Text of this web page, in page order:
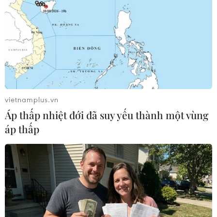
Theo dõi VietnamPlus
TIN LIÊN QUAN
vietnamplus.vn
Áp thấp nhiệt đới đã suy yếu thành một vùng
áp thấp